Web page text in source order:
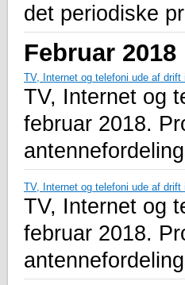
det periodiske
Februar 2018
TV, Internet og telefoni ude af
TV, Internet og
februar 2018.
TV, Internet og telefoni ude af
TV, Internet og
februar 2018.